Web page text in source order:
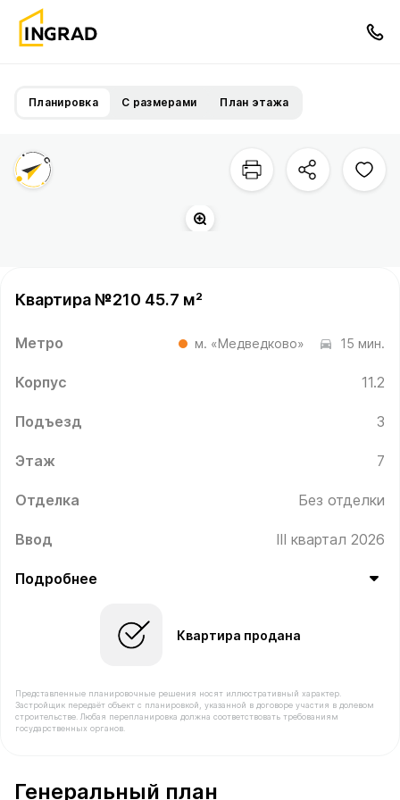
Планировка С размерами План этажа
Квартира №210 45.7 м²
Метро м. «Медведково» 15 мин.
Корпус 11.2
Подъезд 3
Этаж 7
Отделка Без отделки
Ввод III квартал 2026
Подробнее
Квартира продана
Представленные планировочные решения носят иллюстративный характер.
Застройщик передаёт объект с планировкой, указанной в договоре участия в долевом
строительстве. Любая перепланировка должна соответствовать требованиям
государственных органов.
Генеральный план